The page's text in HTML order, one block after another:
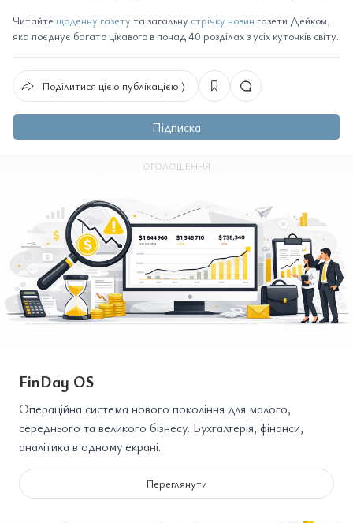
Читайте щоденну газету та загальну стрічку новин газети Дейком,
яка поєднує багато цікавого в понад 40 розділах з усіх куточків світу.
Поділитися цією публікацією ⟩
Підписка
ОГОЛОШЕННЯ
FinDay OS
Операційна система нового покоління для малого,
середнього та великого бізнесу. Бухгалтерія, фінанси,
аналітика в одному екрані.
Переглянути